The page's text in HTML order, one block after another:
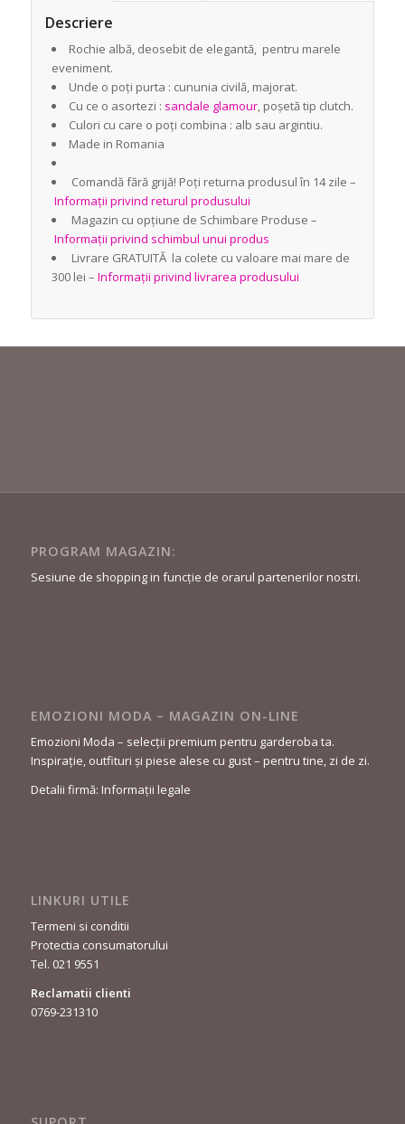
Descriere
Rochie albă, deosebit de elegantă, pentru marele
eveniment.
Unde o poți purta : cununia civilă, majorat.
Cu ce o asortezi : sandale glamour, poșetă tip clutch.
Culori cu care o poți combina : alb sau argintiu.
Made in Romania
Comandă fără grijă! Poți returna produsul în 14 zile –
Informații privind returul produsului
Magazin cu opțiune de Schimbare Produse –
Informații privind schimbul unui produs
Livrare GRATUITĂ la colete cu valoare mai mare de
300 lei – Informații privind livrarea produsului
PROGRAM MAGAZIN:
Sesiune de shopping in funcție de orarul partenerilor nostri.
EMOZIONI MODA – MAGAZIN ON-LINE
Emozioni Moda – selecții premium pentru garderoba ta.
Inspirație, outfituri și piese alese cu gust – pentru tine, zi de zi.
Detalii firmă: Informații legale
LINKURI UTILE
Termeni si conditii
Protectia consumatorului
Tel. 021 9551
Reclamatii clienti
0769-231310